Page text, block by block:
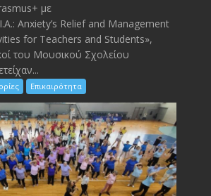
με
Anxiety’s Relief and Management
for Teachers and Students»,
του Μουσικού Σχολείου
Επικαιρότητα